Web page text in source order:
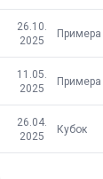
26.10.
2025
11.05.
2025
26.04.
2025
Кубок